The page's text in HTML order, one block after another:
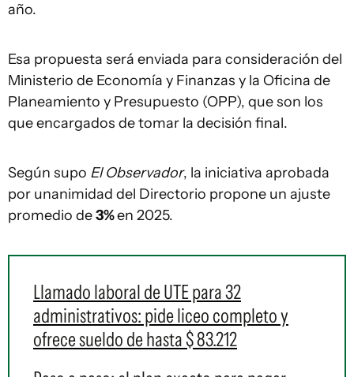
año.
Esa propuesta será enviada para consideración del
Ministerio de Economía y Finanzas y la Oficina de
Planeamiento y Presupuesto (OPP), que son los
que encargados de tomar la decisión final.
Según supo El Observador, la iniciativa aprobada
por unanimidad del Directorio propone un ajuste
promedio de3%en 2025.
Llamado laboral de UTE para 32
administrativos: pide liceo completo y
ofrece sueldo de hasta $ 83.212